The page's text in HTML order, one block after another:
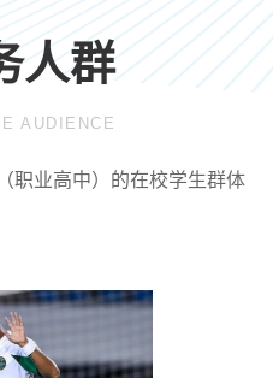
人群
AUDIENCE
职业高中）的在校学生群体